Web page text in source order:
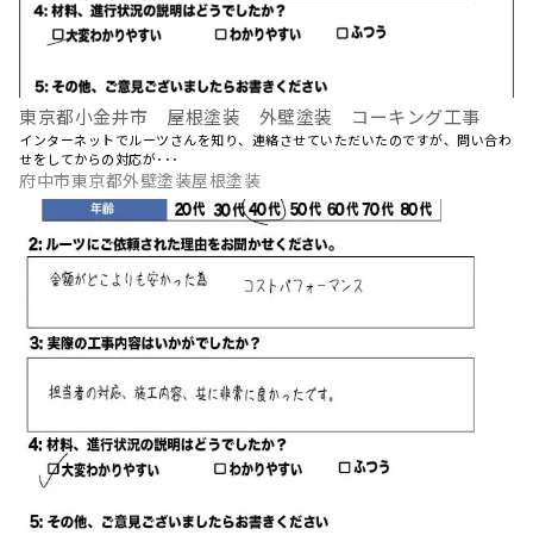
東京都小金井市 屋根塗装 外壁塗装 コーキング工事
インターネットでルーツさんを知り、連絡させていただいたのですが、問い合わ
せをしてからの対応が･･･
府中市東京都外壁塗装屋根塗装